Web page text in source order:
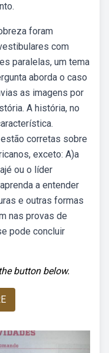
foram
com
paralelas, um tema
aborda o caso
as imagens por
A história, no
corretas sobre
exceto: A)a
ou o líder
a entender
e outras formas
nas provas de
pode concluir
button below.